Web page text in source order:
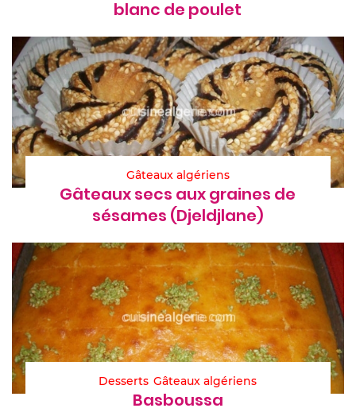
blanc de poulet
Gâteaux algériens
Gâteaux secs aux graines de
sésames (Djeldjlane)
Desserts Gâteaux algériens
Basboussa